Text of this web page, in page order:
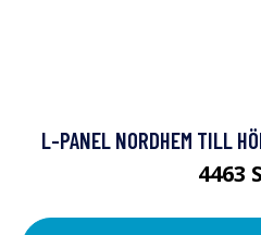
L-PANEL NORDHEM TILL
4463